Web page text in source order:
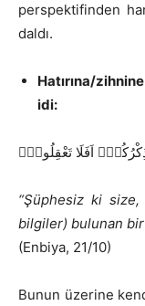
perspektifinden
daldı.
Hatırına/
idi:
ذِكْرُكُمْۜ اَفَلَا تَعْقِلُونَ۟
“Şüphesiz ki
bilgiler) bulunan
(Enbiya, 21/10)
Bunun üzerine